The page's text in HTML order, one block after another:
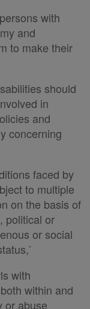
with
and
to make their
should
in
and
concerning
faced by
to multiple
on the basis of
political or
or social
with
within and
or abuse